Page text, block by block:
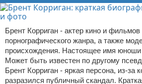
Брент Корриган - актер кино и фильмов
порнографического жанра, а также
происхождения. Настоящее имя
Может быть известен по другому
Брент Корриган - яркая персона, из-за
разразился публичный скандал.